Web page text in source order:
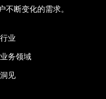
断变化的需求。
行业
业务领域
洞见